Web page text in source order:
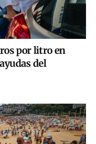
por litro en
del